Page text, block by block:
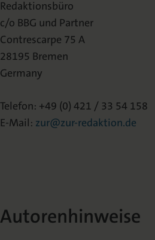
Redaktionsbüro
c/o BBG und Partner
Contrescarpe 75 A
28195 Bremen
Germany
Telefon: +49 (0) 421 / 33 54 158
E-Mail: zur@zur-redaktion.de
Autorenhinweise